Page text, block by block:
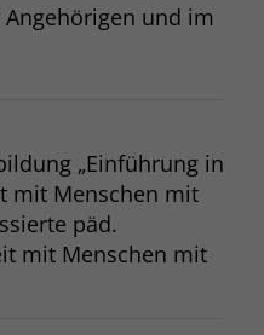
und im
„Einführung in
mit Menschen mit
päd.
mit Menschen mit